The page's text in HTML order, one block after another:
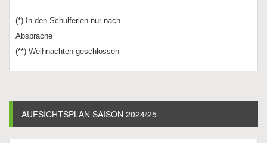
(*) In den Schulferien nur nach
Absprache
(**) Weihnachten geschlossen
AUFSICHTSPLAN SAISON 2024/25